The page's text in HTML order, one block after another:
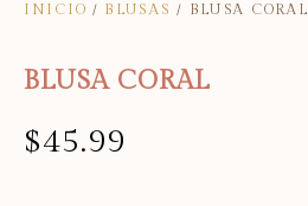
INICIO / BLUSAS / BLUSA CORAL
BLUSA CORAL
$45.99